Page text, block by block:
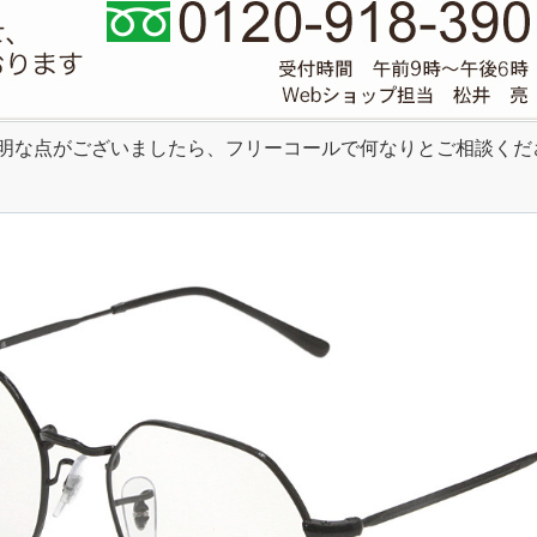
な点がございましたら、フリーコールで何なりとご相談くだ